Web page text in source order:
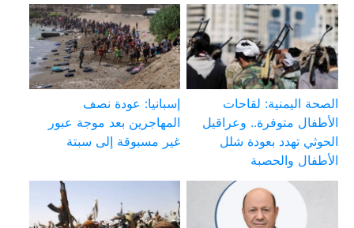
الصحة اليمنية: لقاحات
الأطفال متوفرة.. وعراقيل
الحوثي تهدد بعودة شلل
الأطفال والحصبة
إسبانيا: عودة نصف
المهاجرين بعد موجة عبور
غير مسبوقة إلى سبتة